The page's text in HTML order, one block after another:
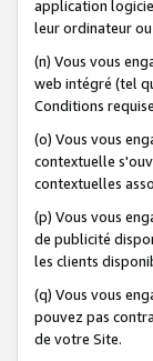
application
leur ordinateur
(n) Vous vous
web intégré (tel
Conditions
(o) Vous vous
contextuelle
contextuelles
(p) Vous vous
de publicité
les clients
(q) Vous vous
pouvez pas
de votre Site.